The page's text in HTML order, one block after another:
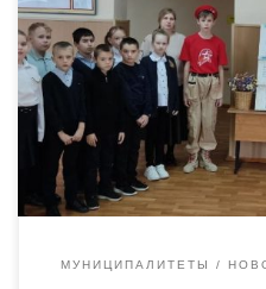
В день памяти сотрудников
погибших при исполнении
торжественный митинг в
органах внутренних дел […]
МУНИЦИПАЛИТЕТЫ